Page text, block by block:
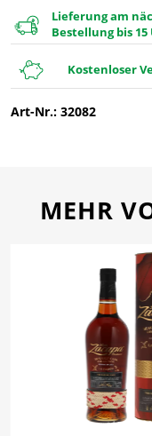
Lieferung am
Bestellung bis 15
Kostenloser
Art-Nr.: 32082
MEHR